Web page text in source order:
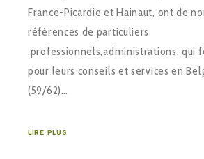
France-Picardie et Hainaut, ont de
références de particuliers
,professionnels,administrations, qui
pour leurs conseils et services en
(59/62)…
LIRE PLUS